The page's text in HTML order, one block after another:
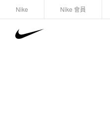
Nike Nike 會員